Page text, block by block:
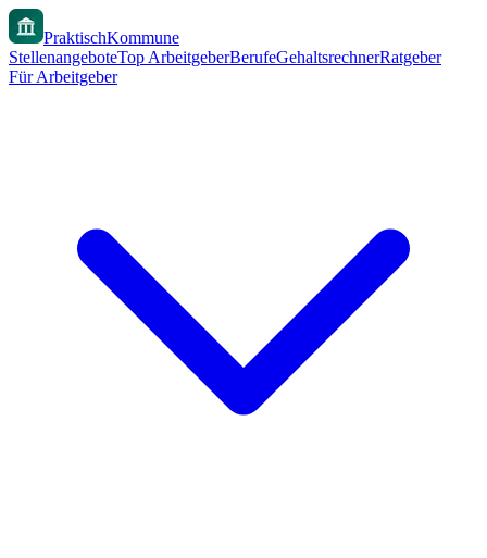
PraktischKommune
StellenangeboteTop ArbeitgeberBerufeGehaltsrechnerRatgeber
Für Arbeitgeber